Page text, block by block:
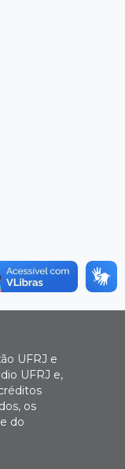
UFRJ e
UFRJ e,
os
do